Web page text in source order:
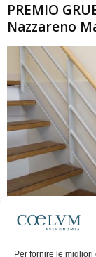
Per fornire le
PREMIO
Nazzareno
Frida Paolella - 16
spaziale europea e